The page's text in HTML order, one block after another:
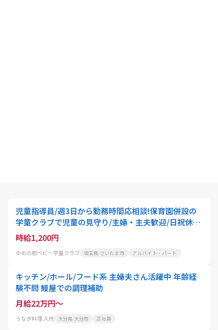
児童指導員/週3日から勤務時間応相談!保育園併設の
学童クラブで児童の見守り/主婦・主夫歓迎/日祝休み
のシフト制/駅徒歩圏内
時給1,200円
ゆめの樹ベビー学童クラブ 埼玉県 さいたま市 アルバイト・パート
キッチン/ホール/フード系 主婦夫さん活躍中 年齢経
験不問 鰻屋での調理補助
月給22万円～
うなぎ料理 入舟 大分県 大分市 正社員